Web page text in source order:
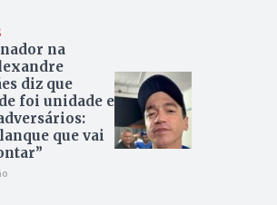
na
diz que
foi unidade e
que vai